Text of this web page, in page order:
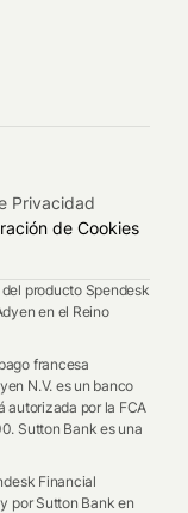
Privacidad
de Cookies
producto Spendesk
en el Reino
francesa
N.V. es un banco
autorizada por la FCA
Sutton Bank es una
Financial
por Sutton Bank en